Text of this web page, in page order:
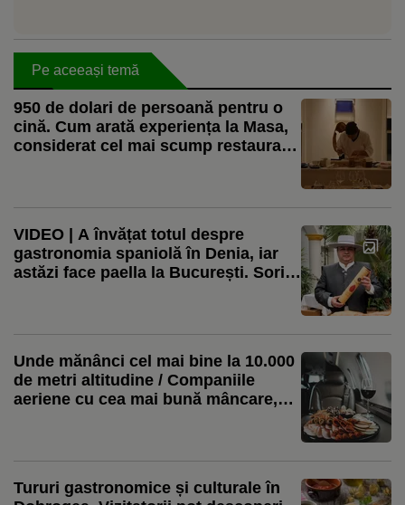
Pe aceeași temă
950 de dolari de persoană pentru o
cină. Cum arată experiența la Masa,
considerat cel mai scump restaurant
VIDEO | A învățat totul despre
gastronomia spaniolă în Denia, iar
astăzi face paella la București. Sorin
românești, arătând spaniolilor ce
gătea bunica sau mama în România
Unde mănânci cel mai bine la 10.000
de metri altitudine / Companiile
aeriene cu cea mai bună mâncare,
Tururi gastronomice și culturale în